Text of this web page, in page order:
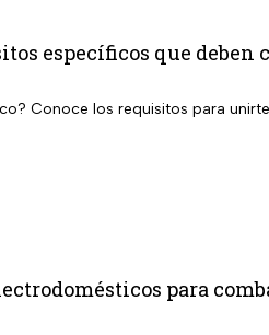
específicos que
Conoce los requisitos para
para